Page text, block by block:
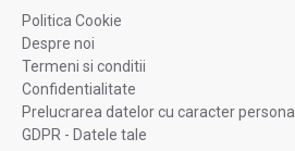
Politica Cookie
Despre noi
Termeni si conditii
Confidentialitate
Prelucrarea datelor cu caracter personal
GDPR - Datele tale